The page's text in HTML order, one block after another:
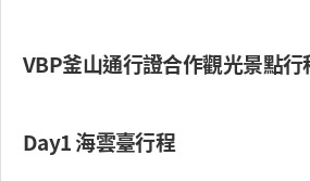
VBP釜山通行證合作觀光景點行
Day1 海雲臺行程